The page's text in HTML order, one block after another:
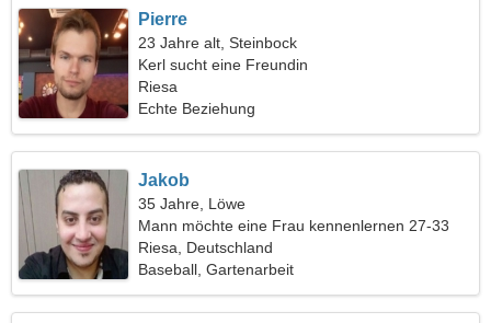
Pierre
23 Jahre alt, Steinbock
Kerl sucht eine Freundin
Riesa
Echte Beziehung
Jakob
35 Jahre, Löwe
Mann möchte eine Frau kennenlernen 27-33
Riesa, Deutschland
Baseball, Gartenarbeit